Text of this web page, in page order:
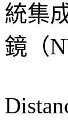
統集
鏡（